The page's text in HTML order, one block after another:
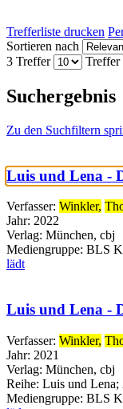
Trefferliste drucken
Sortieren nach
3 Treffer
Treffer
Suchergebnis
Zu den Suchfiltern
Luis und Lena -
Verfasser: Winkler,
Jahr: 2022
Verlag: München, cbj
Mediengruppe: BLS
lädt
Luis und Lena -
Verfasser: Winkler,
Jahr: 2021
Verlag: München, cbj
Reihe: Luis und Lena;
Mediengruppe: BLS